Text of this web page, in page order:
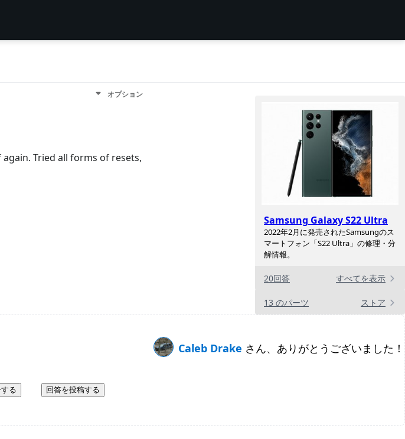
Samsung Galaxy S22 Ultra
2022年2月に発売されたSamsungのス
マートフォン「S22 Ultra」の修理・分
解情報。
20回答 すべてを表示
13 のパーツ ストア
オプション
Tried all forms of resets,
Caleb Drake さん、ありがとうございました！
る 回答を投稿する